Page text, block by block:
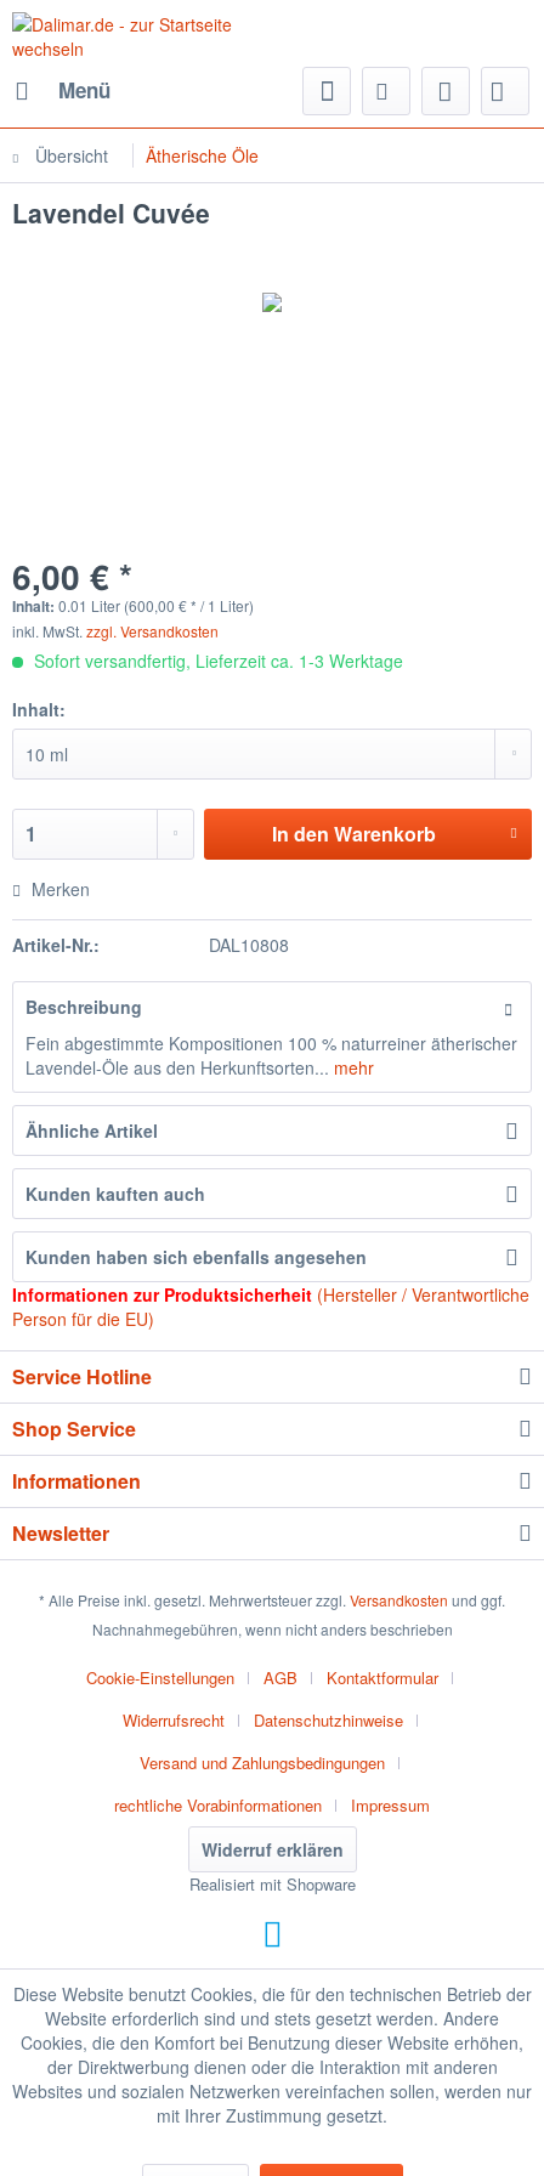
Menü
Übersicht Ätherische Öle
Lavendel Cuvée
6,00 € *
Inhalt: 0.01 Liter (600,00 € * / 1 Liter)
inkl. MwSt. zzgl. Versandkosten
Sofort versandfertig, Lieferzeit ca. 1-3 Werktage
Inhalt:
In den Warenkorb
Merken
Artikel-Nr.: DAL10808
Beschreibung
Fein abgestimmte Kompositionen 100 % naturreiner ätherischer
Lavendel-Öle aus den Herkunftsorten... mehr
Ähnliche Artikel
Kunden kauften auch
Kunden haben sich ebenfalls angesehen
Informationen zur Produktsicherheit (Hersteller / Verantwortliche
Person für die EU)
Service Hotline
Shop Service
Informationen
Newsletter
* Alle Preise inkl. gesetzl. Mehrwertsteuer zzgl. Versandkosten und ggf.
Nachnahmegebühren, wenn nicht anders beschrieben
Cookie-Einstellungen AGB
Kontaktformular
Widerrufsrecht
Datenschutzhinweise
Versand und Zahlungsbedingungen
rechtliche Vorabinformationen
Impressum
Widerruf erklären
Realisiert mit Shopware
Diese Website benutzt Cookies, die für den technischen Betrieb der
Website erforderlich sind und stets gesetzt werden. Andere
Cookies, die den Komfort bei Benutzung dieser Website erhöhen,
der Direktwerbung dienen oder die Interaktion mit anderen
Websites und sozialen Netzwerken vereinfachen sollen, werden nur
mit Ihrer Zustimmung gesetzt.